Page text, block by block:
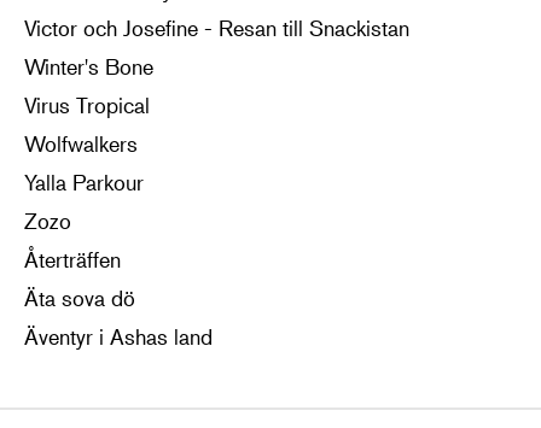
Victor och Josefine - Resan till Snackistan
Winter's Bone
Virus Tropical
Wolfwalkers
Yalla Parkour
Zozo
Återträffen
Äta sova dö
Äventyr i Ashas land